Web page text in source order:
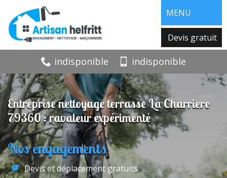
MENU
Devis gratuit
indisponible indisponible
Entreprise nettoyage terrasse La Charriere
79360 : ravaleur expérimenté
Nos engagements
Devis et déplacement gratuits